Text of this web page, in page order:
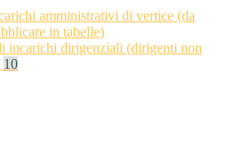
amministrativi di vertice (da
in tabelle)
incarichi dirigenziali (dirigenti non
10